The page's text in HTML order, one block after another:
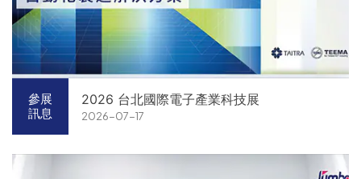
參展
訊息
2026 台北國際電子產業科技展
2026-07-17